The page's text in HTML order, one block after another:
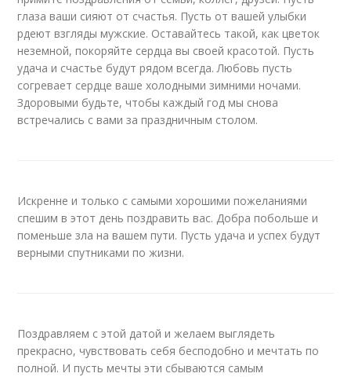
глаза ваши сияют от счастья. Пусть от вашей улыбки
рдеют взгляды мужские. Оставайтесь такой, как цветок
неземной, покоряйте сердца вы своей красотой. Пусть
удача и счастье будут рядом всегда. Любовь пусть
согревает сердце ваше холодными зимними ночами.
Здоровыми будьте, чтобы каждый год мы снова
встречались с вами за праздничным столом.
Искренне и только с самыми хорошими пожеланиями
спешим в этот день поздравить вас. Добра побольше и
поменьше зла на вашем пути. Пусть удача и успех будут
верными спутниками по жизни.
Поздравляем с этой датой и желаем выглядеть
прекрасно, чувствовать себя бесподобно и мечтать по
полной. И пусть мечты эти сбываются самым